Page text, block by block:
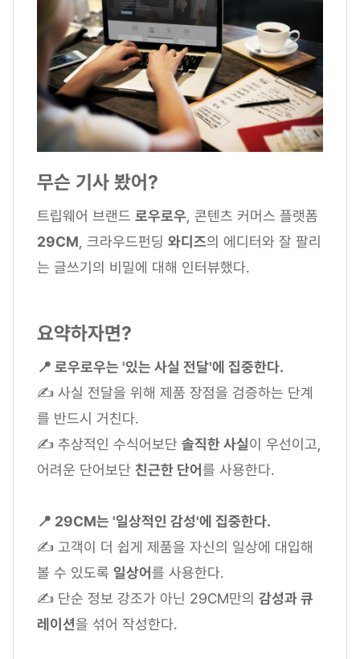
무슨 기사 봤어?
트립웨어 브랜드 로우로우, 콘텐츠 커머스 플랫폼
29CM, 크라우드펀딩 와디즈의 에디터와 잘 팔리
는 글쓰기의 비밀에 대해 인터뷰했다.
요약하자면?
📍 로우로우는 '있는 사실 전달'에 집중한다.
✍ 사실 전달을 위해 제품 장점을 검증하는 단계
를 반드시 거친다.
✍ 추상적인 수식어보단 솔직한 사실이 우선이고,
어려운 단어보단 친근한 단어를 사용한다.
📍 29CM는 '일상적인 감성'에 집중한다.
✍ 고객이 더 쉽게 제품을 자신의 일상에 대입해
볼 수 있도록 일상어를 사용한다.
✍ 단순 정보 강조가 아닌 29CM만의 감성과 큐
레이션을 섞어 작성한다.